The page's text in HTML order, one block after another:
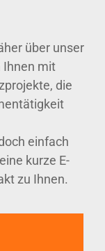
über unser
Ihnen mit
die
einfach
kurze E-
zu Ihnen.